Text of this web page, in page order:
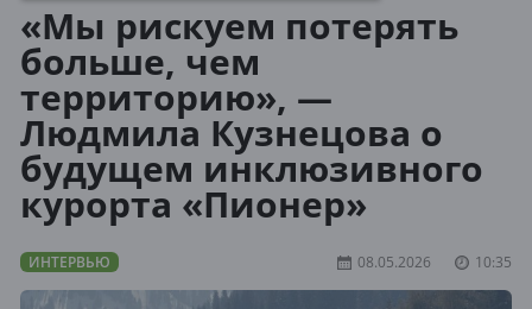
«Мы рискуем потерять
больше, чем
территорию», —
Людмила Кузнецова о
будущем инклюзивного
курорта «Пионер»
ИНТЕРВЬЮ 08.05.2026 10:35